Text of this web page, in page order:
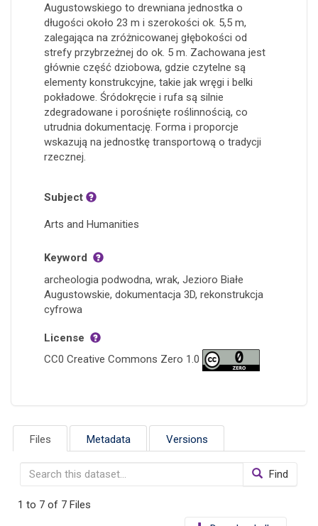
Augustowskiego to drewniana jednostka o
długości około 23 m i szerokości ok. 5,5 m,
zalegająca na zróżnicowanej głębokości od
strefy przybrzeżnej do ok. 5 m. Zachowana jest
głównie część dziobowa, gdzie czytelne są
elementy konstrukcyjne, takie jak wręgi i belki
pokładowe. Śródokręcie i rufa są silnie
zdegradowane i porośnięte roślinnością, co
utrudnia dokumentację. Forma i proporcje
wskazują na jednostkę transportową o tradycji
rzecznej.
Subject
Arts and Humanities
Keyword
archeologia podwodna, wrak, Jezioro Białe
Augustowskie, dokumentacja 3D, rekonstrukcja
cyfrowa
License
CC0 Creative Commons Zero 1.0
Files Metadata Versions
Find
1 to 7 of 7 Files